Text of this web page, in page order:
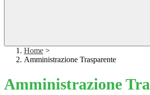
Home >
Amministrazione Trasparente
Amministrazione